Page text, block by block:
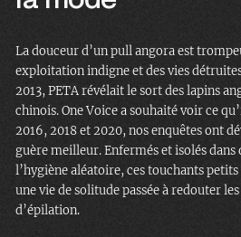
La douceur d’un pull angora est
exploitation indigne et des vies
2013, PETA révélait le sort des lapins
chinois. One Voice a souhaité voir ce
2016, 2018 et 2020, nos enquêtes ont
guère meilleur. Enfermés et isolés dans
l’hygiène aléatoire, ces touchants
une vie de solitude passée à redouter
d’épilation.